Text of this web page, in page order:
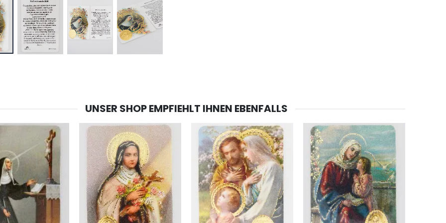
-20%
€24.90 €19.92
€7.90
-10%
€15.00
€21.90
€12.90
Bonbons Pfefferminz Pastillen mit Lourdes Wasser - 130g
€7.90
UNSER SHOP EMPFIEHLT IHNEN EBENFALLS